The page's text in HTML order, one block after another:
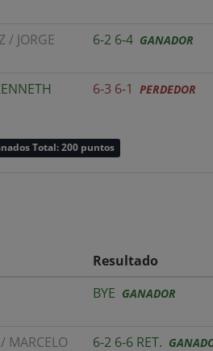
/ JORGE
6-2 6-4 GANADOR
6-3 6-1 PERDEDOR
Total: 200 puntos
Resultado
BYE GANADOR
/ MARCELO
6-2 6-6 RET.